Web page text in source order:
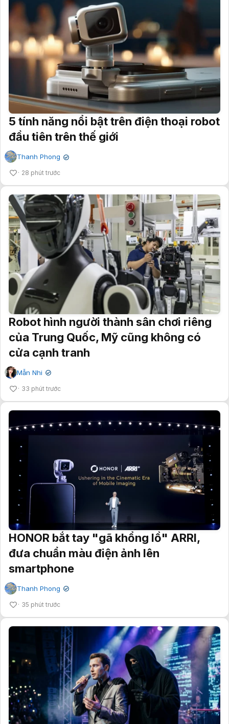
5 tính năng nổi bật trên điện thoại robot
đầu tiên trên thế giới
Thanh Phong ✔
28 phút trước
Robot hình người thành sân chơi riêng
của Trung Quốc, Mỹ cũng không có
cửa cạnh tranh
Mẫn Nhi ✔
33 phút trước
HONOR bắt tay "gã khổng lồ" ARRI,
đưa chuẩn màu điện ảnh lên
smartphone
Thanh Phong ✔
35 phút trước